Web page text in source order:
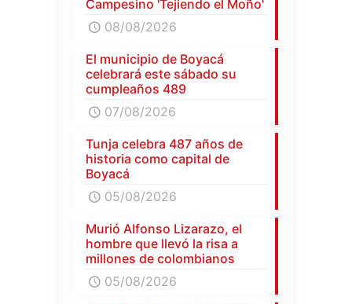
Campesino 'Tejiendo el Moño'
08/08/2026
El municipio de Boyacá
celebrará este sábado su
cumpleaños 489
07/08/2026
Tunja celebra 487 años de
historia como capital de
Boyacá
05/08/2026
Murió Alfonso Lizarazo, el
hombre que llevó la risa a
millones de colombianos
05/08/2026